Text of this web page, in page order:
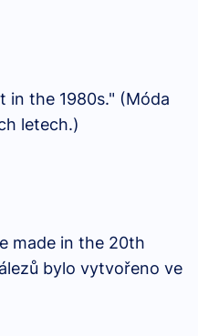
in the 1980s." (Móda
letech.)
made in the 20th
bylo vytvořeno ve